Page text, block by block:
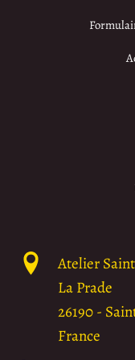
Atelier
La Prade
26190-
France